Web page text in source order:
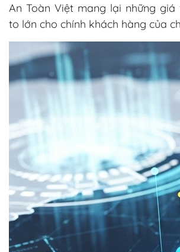
An Toàn Việt mang lại những
to lớn cho chính khách hàng của